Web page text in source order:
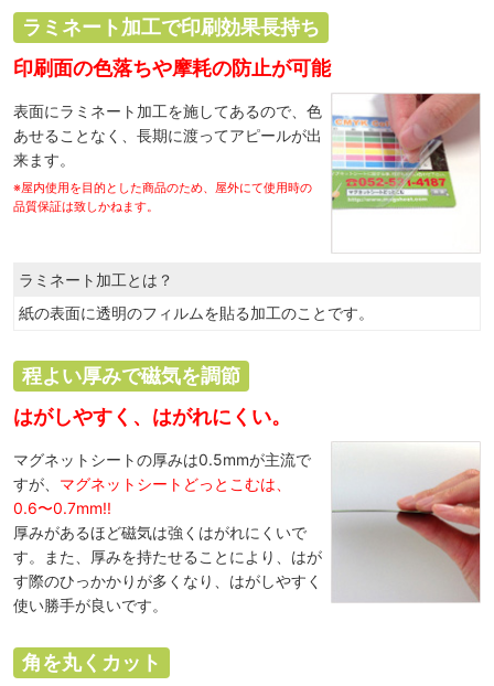
ラミネート加工で印刷効果長持ち
印刷面の色落ちや摩耗の防止が可能
表面にラミネート加工を施してあるので、色
あせることなく、長期に渡ってアピールが出
来ます。
※屋内使用を目的とした商品のため、屋外にて使用時の
品質保証は致しかねます。
ラミネート加工とは？
紙の表面に透明のフィルムを貼る加工のことです。
程よい厚みで磁気を調節
はがしやすく、はがれにくい。
マグネットシートの厚みは0.5mmが主流で
すが、 マグネットシートどっとこむは、
0.6〜0.7mm!!
厚みがあるほど磁気は強くはがれにくいで
す。また、厚みを持たせることにより、はが
す際のひっかかりが多くなり、はがしやすく
使い勝手が良いです。
角を丸くカット